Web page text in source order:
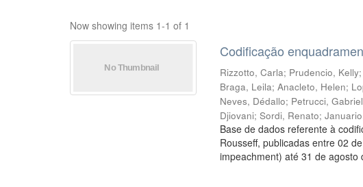
Now showing items 1-1 of 1
Codificação
Rizzotto, Carla; Prudencio, Kelly
Braga, Leila;Anacleto, Helen;
Neves, Dédallo; Petrucci,
Djiovani;Sordi, Renato;
Base de dados referente à
Rousseff, publicadas entre 02
impeachment) até 31 de agosto